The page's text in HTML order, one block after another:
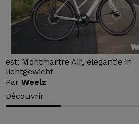
est: Montmartre Air, elegantie in
lichtgewicht
ParWeelz
Découvrir